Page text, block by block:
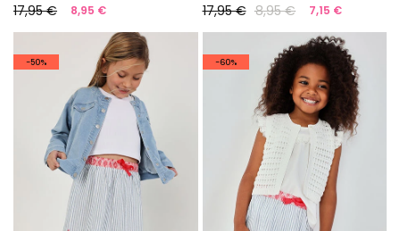
17,95 €
8,95 €
17,95 € 8,95 € 7,15 €
-50% -60%